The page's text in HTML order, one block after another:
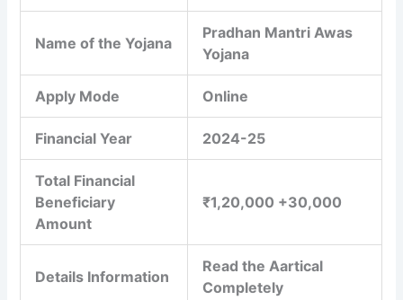
Name of the Yojana
Pradhan Mantri Awas
Yojana
Apply Mode Online
Financial Year 2024-25
Total Financial
Beneficiary
Amount
₹1,20,000 +30,000
Details Information
Read the Aartical
Completely